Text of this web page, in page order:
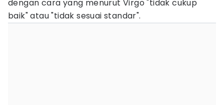
dengan cara yang menurut Virgo "tidak cukup
baik" atau "tidak sesuai standar".